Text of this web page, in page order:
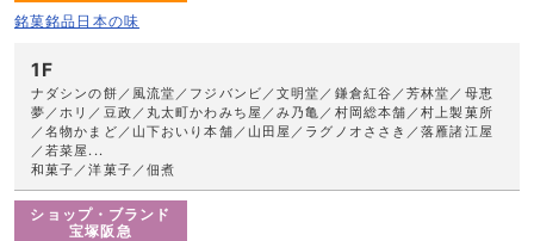
銘菓銘品日本の味
1F
ナダシンの餅／風流堂／フジバンビ／文明堂／鎌倉紅谷／芳林堂／母恵
夢／ホリ／豆政／丸太町かわみち屋／み乃亀／村岡総本舗／村上製菓所
／名物かまど／山下おいり本舗／山田屋／ラグノオささき／落雁諸江屋
／若菜屋...
和菓子／洋菓子／佃煮
ショップ・ブランド
宝塚阪急